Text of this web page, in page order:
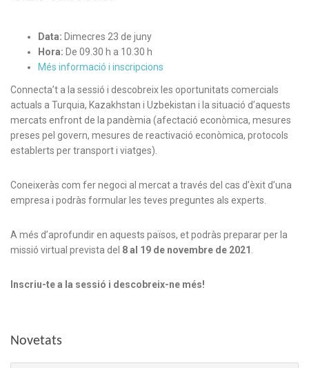
Data: Dimecres 23 de juny
Hora: De 09.30 h a 10.30 h
Més informació i inscripcions
Connecta’t a la sessió i descobreix les oportunitats comercials
actuals a Turquia, Kazakhstan i Uzbekistan i la situació d’aquests
mercats enfront de la pandèmia (afectació econòmica, mesures
preses pel govern, mesures de reactivació econòmica, protocols
establerts per transport i viatges).
Coneixeràs com fer negoci al mercat a través del cas d’èxit d’una
empresa i podràs formular les teves preguntes als experts.
A més d’aprofundir en aquests països, et podràs preparar per la
missió virtual prevista del 8 al 19 de novembre de 2021
Inscriu-te a la sessió i descobreix-ne més!
Novetats